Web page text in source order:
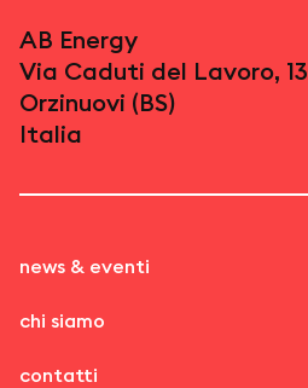
AB Energy
Via Caduti del Lavoro, 13
Orzinuovi (BS)
Italia
news & eventi
chi siamo
contatti